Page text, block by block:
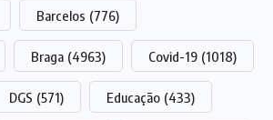
Barcelos (776)
Braga (4963) Covid-19 (1018)
DGS (571) Educação (433)